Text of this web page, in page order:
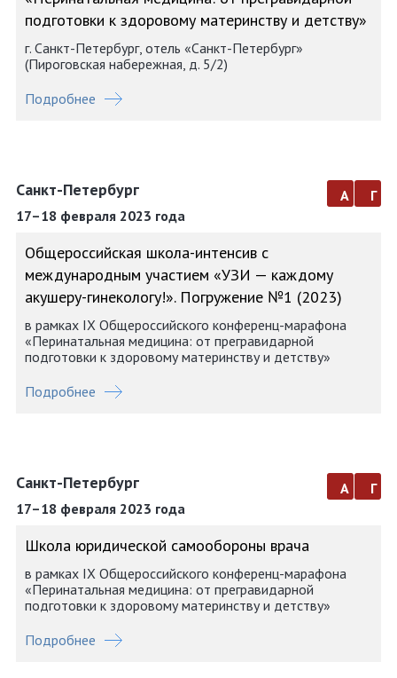
подготовки к здоровому материнству и детству»
г. Санкт-Петербург, отель «Санкт-Петербург»
(Пироговская набережная, д. 5/2)
Подробнее
Санкт-Петербург
17–18 февраля 2023 года
а г
Общероссийская школа-интенсив с
международным участием «УЗИ — каждому
акушеру-гинекологу!». Погружение №1 (2023)
в рамках IX Общероссийского конференц-марафона
«Перинатальная медицина: от прегравидарной
подготовки к здоровому материнству и детству»
Подробнее
Санкт-Петербург
17–18 февраля 2023 года
а г
Школа юридической самообороны врача
в рамках IX Общероссийского конференц-марафона
«Перинатальная медицина: от прегравидарной
подготовки к здоровому материнству и детству»
Подробнее